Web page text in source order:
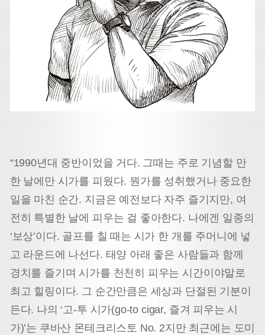
“1990년대 중반이었을 거다. 그때는 주로 기념할 만
한 날에만 시가를 피웠다. 뭔가를 성취했거나 중요한
일을 마친 순간. 지금은 예전보다 자주 즐기지만, 여
전히 특별한 날에 피우는 걸 좋아한다. 나에겐 일종의
‘보상’이다. 골프를 칠 때는 시가 한 개를 주머니에 넣
고 라운드에 나선다. 태양 아래 좋은 사람들과 함께
경치를 즐기며 시가를 천천히 피우는 시간이야말로
최고 힐링이다. 그 순간만큼은 세상과 단절된 기분이
든다. 나의 ‘고-투 시가(go-to cigar, 즐겨 피우는 시
가)’는 쿠바산 몬테크리스토 No. 2지만 최근에는 도미